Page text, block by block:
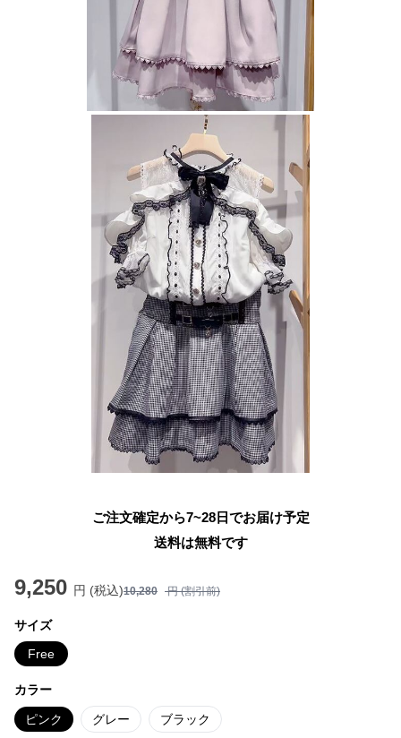
ご注文確定から7~28日でお届け予定
送料は無料です
9,250 円 (税込)10,280 円 (割引前)
サイズ
Free
カラー
ピンク グレー ブラック